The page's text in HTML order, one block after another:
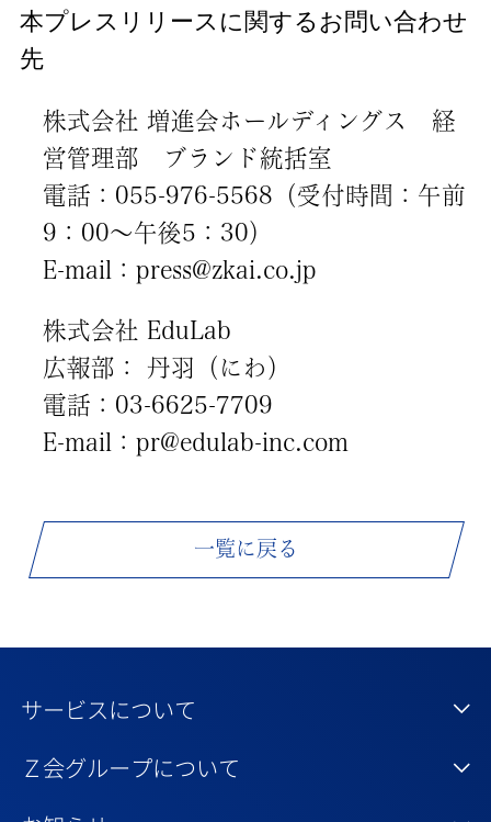
本プレスリリースに関するお問い合わせ
先
株式会社 増進会ホールディングス 経
営管理部 ブランド統括室
電話：055-976-5568（受付時間：午前
9：00～午後5：30）
E-mail：press@zkai.co.jp
株式会社 EduLab
広報部： 丹羽（にわ）
電話：03-6625-7709
E-mail：pr@edulab-inc.com
一覧に戻る
サービスについて
Ｚ会グループについて